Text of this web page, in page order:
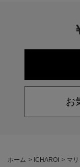
お
ホーム > ICHAROI > マ